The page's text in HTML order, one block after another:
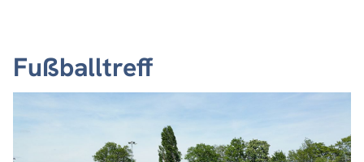
Fußballtreff